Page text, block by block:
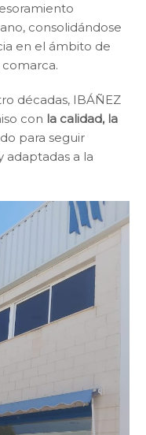
consolidándose
en el ámbito de
comarca.
décadas, IBÁÑEZ
con la calidad, la
para seguir
adaptadas a la